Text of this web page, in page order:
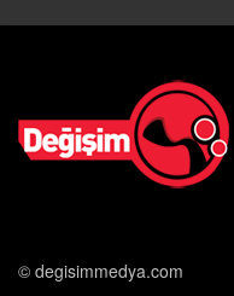
© degisimmedya.com